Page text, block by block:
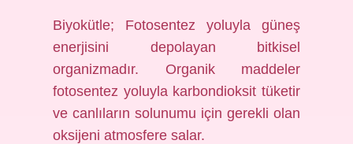
Biyokütle; Fotosentez yoluyla güneş
enerjisini depolayan bitkisel
organizmadır. Organik maddeler
fotosentez yoluyla karbondioksit tüketir
ve canlıların solunumu için gerekli olan
oksijeni atmosfere salar.